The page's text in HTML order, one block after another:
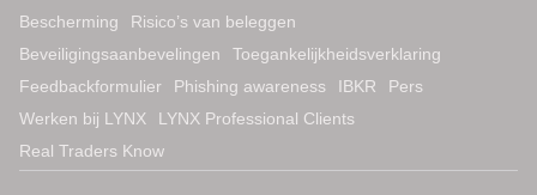
Bescherming
Risico’s van beleggen
Beveiligingsaanbevelingen
Toegankelijkheidsverklaring
Feedbackformulier
Phishing awareness IBKR
Pers
Werken bij LYNX
LYNX Professional Clients
Real Traders Know